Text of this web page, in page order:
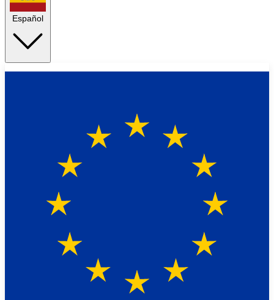
Español